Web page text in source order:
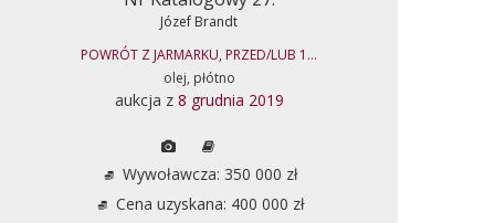
Józef Brandt
POWRÓT Z JARMARKU, PRZED/LUB 1...
olej, płótno
aukcja z 8 grudnia 2019
Wywoławcza: 350 000 zł
Cena uzyskana: 400 000 zł